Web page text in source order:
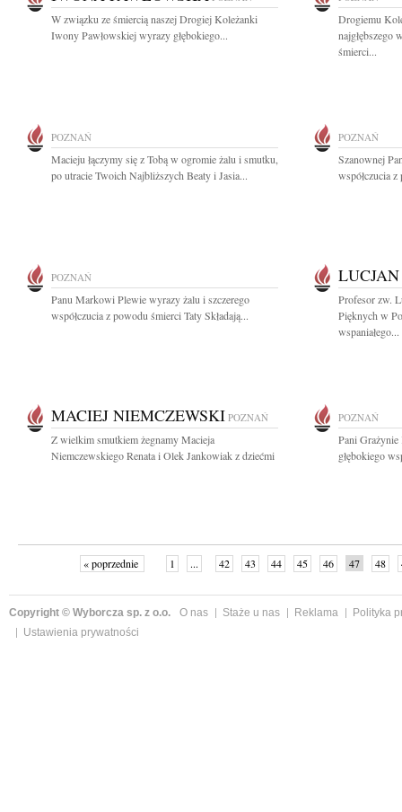
W związku ze śmiercią naszej Drogiej Koleżanki
Iwony Pawłowskiej wyrazy głębokiego...
Drogiemu
najgłębszego
śmierci...
POZNAŃ
Macieju łączymy się z Tobą w ogromie żalu i smutku,
po utracie Twoich Najbliższych Beaty i Jasia...
POZNAŃ
Szanownej
współczucia
POZNAŃ
Panu Markowi Plewie wyrazy żalu i szczerego
współczucia z powodu śmierci Taty Składają...
Profesor zw.
Pięknych w
wspaniałego...
MACIEJ NIEMCZEWSKI POZNAŃ
Z wielkim smutkiem żegnamy Macieja
Niemczewskiego Renata i Olek Jankowiak z dziećmi
POZNAŃ
Pani
głębokiego
« poprzednie 1 ... 42 43 44 45 46 47 48
Copyright © Wyborcza sp. z o.o. O nas Staże u nas Reklama
Polityka
Ustawienia prywatności